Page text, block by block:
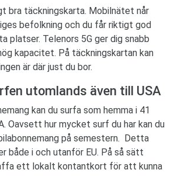
bra täckningskarta. Mobilnätet når
befolkning och du får riktigt god
platser. Telenors 5G ger dig snabb
kapacitet. På täckningskartan kan
är där just du bor.
utomlands även till USA
kan du surfa som hemma i 41
Oavsett hur mycket surf du har kan du
på semestern. Detta
både i och utanför EU. På så sätt
ett lokalt kontantkort för att kunna